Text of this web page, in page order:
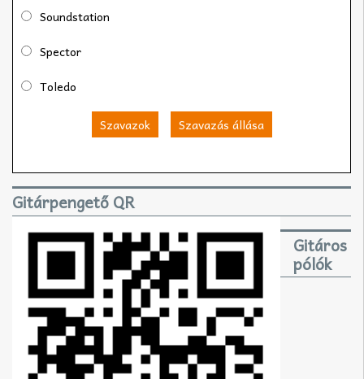
Soundstation
Spector
Toledo
Szavazok Szavazás állása
Gitárpengető QR
Gitáros
pólók